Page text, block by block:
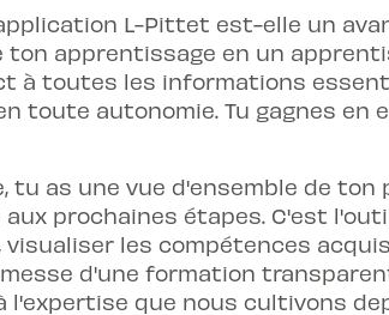
L-Pittet est-elle un
apprentissage en un
à toutes les informations
toute autonomie. Tu gagnes en
tu as une vue d'ensemble de ton
prochaines étapes. C'est
visualiser les compétences
d'une formation
l'expertise que nous cultivons